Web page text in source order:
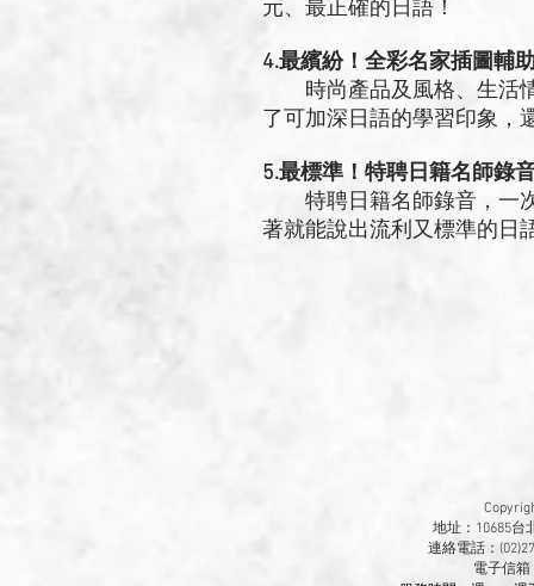
元、最正確的日語！
4.最繽紛！全彩名家插圖輔
時尚產品及風格、生活情
了可加深日語的學習印象，
5.最標準！特聘日籍名師錄
特聘日籍名師錄音，一次
著就能說出流利又標準的日
地址：10685台
連絡電話：
電子信箱